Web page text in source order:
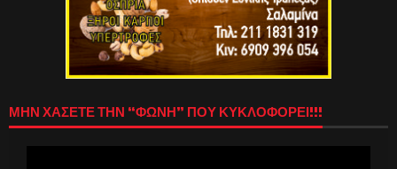
ΜΗΝ ΧΑΣΕΤΕ ΤΗΝ “ΦΩΝΗ” ΠΟΥ ΚΥΚΛΟΦΟΡΕΙ!!!